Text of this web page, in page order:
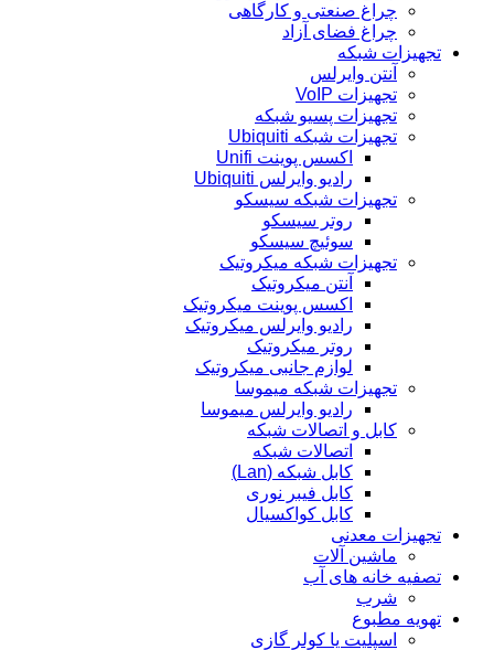
چراغ صنعتی و کارگاهی
چراغ فضای آزاد
تجهیزات شبکه
آنتن وایرلس
تجهیزات VoIP
تجهیزات پسیو شبکه
تجهیزات شبکه Ubiquiti
اکسس پوینت Unifi
رادیو وایرلس Ubiquiti
تجهیزات شبکه سیسکو
روتر سیسکو
سوئیچ سیسکو
تجهیزات شبکه میکروتیک
آنتن میکروتیک
اکسس پوینت میکروتیک
رادیو وایرلس میکروتیک
روتر میکروتیک
لوازم جانبی میکروتیک
تجهیزات شبکه میموسا
رادیو وایرلس میموسا
کابل و اتصالات شبکه
اتصالات شبکه
کابل شبکه (Lan)
کابل فیبر نوری
کابل کواکسیال
تجهیزات معدنی
ماشین آلات
تصفیه خانه های آب
شرب
تهویه مطبوع
اسپلیت یا کولر گازی